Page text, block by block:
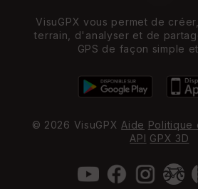
VisuGPX vous permet de
terrain, d'analyser et de
GPS de façon simple
© 2026 VisuGPX Aide Politique
API GPX 3D